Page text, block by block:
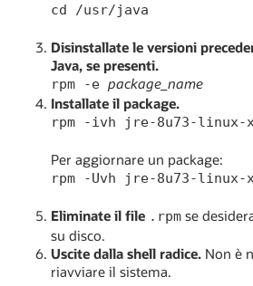
cd /usr/java
Disinstallate le versioni
Java, se presenti.
rpm -e package_name
Installate il package.
rpm -ivh jre-8u73-linux-
Per aggiornare un package:
rpm -Uvh jre-8u73-linux-
Eliminate il file .rpmse
su disco.
Uscite dalla shell radice.Non è
riavviare il sistema.